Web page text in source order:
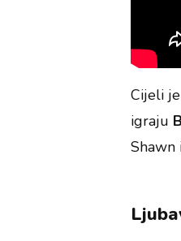
Cijeli
igraju
Shawn